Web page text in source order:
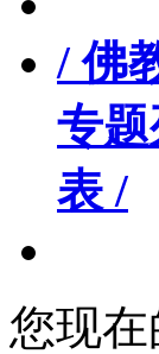
/ 佛
专题
表 /
您现在